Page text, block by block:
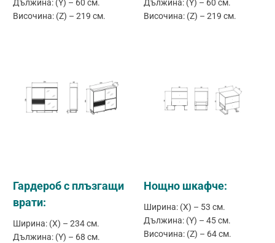
Дължина: (Y) – 60 см.
Височина: (Z) – 219 см.
Дължина: (Y) – 60 см.
Височина: (Z) – 219 см.
Гардероб с плъзгащи
врати:
Ширина: (X) – 234 см.
Дължина: (Y) – 68 см.
Нощно шкафче:
Ширина: (X) – 53 см.
Дължина: (Y) – 45 см.
Височина: (Z) – 64 см.